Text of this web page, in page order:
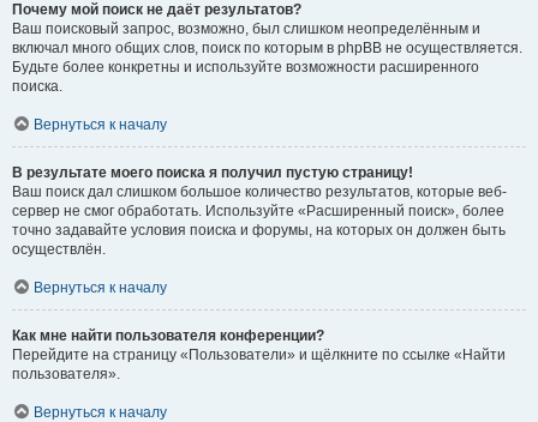
Почему мой поиск не даёт результатов?
Ваш поисковый запрос, возможно, был слишком неопределённым и
включал много общих слов, поиск по которым в phpBB не осуществляется.
Будьте более конкретны и используйте возможности расширенного
поиска.
Вернуться к началу
В результате моего поиска я получил пустую страницу!
Ваш поиск дал слишком большое количество результатов, которые веб-
сервер не смог обработать. Используйте «Расширенный поиск», более
точно задавайте условия поиска и форумы, на которых он должен быть
осуществлён.
Вернуться к началу
Как мне найти пользователя конференции?
Перейдите на страницу «Пользователи» и щёлкните по ссылке «Найти
пользователя».
Вернуться к началу